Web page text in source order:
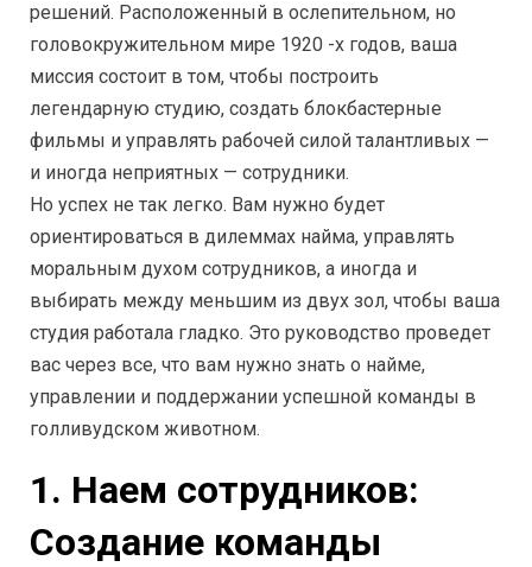
решений. Расположенный в ослепительном, но
головокружительном мире 1920 -х годов, ваша
миссия состоит в том, чтобы построить
легендарную студию, создать блокбастерные
фильмы и управлять рабочей силой талантливых —
и иногда неприятных — сотрудники.
Но успех не так легко. Вам нужно будет
ориентироваться в дилеммах найма, управлять
моральным духом сотрудников, а иногда и
выбирать между меньшим из двух зол, чтобы ваша
студия работала гладко. Это руководство проведет
вас через все, что вам нужно знать о найме,
управлении и поддержании успешной команды в
голливудском животном.
1. Наем сотрудников:
Создание команды